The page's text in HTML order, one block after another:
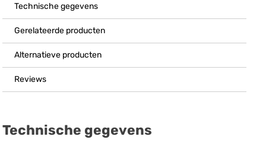
Technische gegevens
Gerelateerde producten
Alternatieve producten
Reviews
Technische gegevens